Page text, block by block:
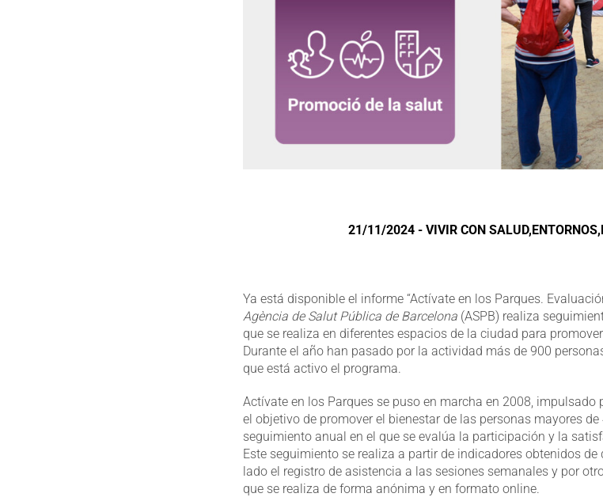
21/11/2024 - VIVIR CON
Ya está disponible el informe “Actívate en los Parques.
Agència de Salut Pública de Barcelona (ASPB) realiza
que se realiza en diferentes espacios de la ciudad para
Durante el año han pasado por la actividad más de 900
que está activo el programa.
Actívate en los Parques se puso en marcha en 2008, impulsado
el objetivo de promover el bienestar de las personas mayores
seguimiento anual en el que se evalúa la participación y la
Este seguimiento se realiza a partir de indicadores obtenidos
lado el registro de asistencia a las sesiones semanales y por
que se realiza de forma anónima y en formato online.